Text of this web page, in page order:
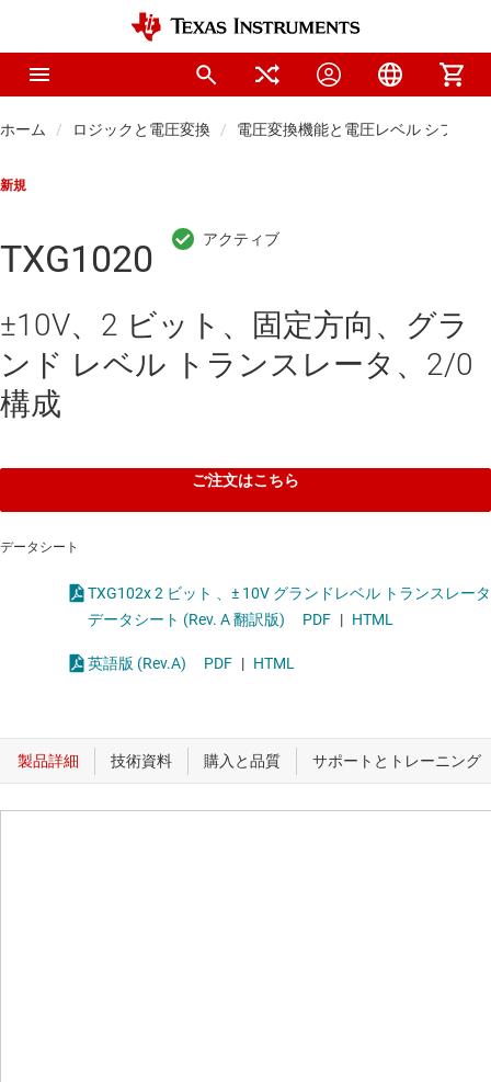
ホーム ロジックと電圧変換 電圧変換機能と電圧レベル シフタ
新規
TXG1020
±10V、2 ビット、固定方向、グラ
ンド レベル トランスレータ、2/0
構成
ご注文はこちら
データシート
TXG102x 2 ビット 、± 10V グランドレベル トランスレータ
データシート (Rev. A 翻訳版)
PDF | HTML
英語版 (Rev.A) PDF | HTML